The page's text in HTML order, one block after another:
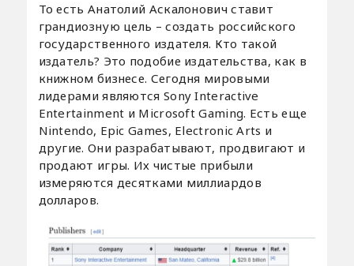
То есть Анатолий Аскалонович ставит
грандиозную цель – создать российского
государственного издателя. Кто такой
издатель? Это подобие издательства, как в
книжном бизнесе. Сегодня мировыми
лидерами являются Sony Interactive
Entertainment и Microsoft Gaming. Есть еще
Nintendo, Epic Games, Electronic Arts и
другие. Они разрабатывают, продвигают и
продают игры. Их чистые прибыли
измеряются десятками миллиардов
долларов.